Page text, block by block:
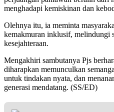
menghadapi kemiskinan dan
Olehnya itu, ia meminta
kemakmuran inklusif, melindungi
kesejahteraan.
Mengakhiri sambutanya Pjs
diharapkan memunculkan
untuk tindakan nyata, dan
generasi mendatang. (SS/ED)